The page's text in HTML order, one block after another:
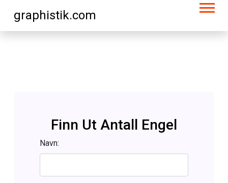
graphistik.com
Finn Ut Antall Engel
Navn: